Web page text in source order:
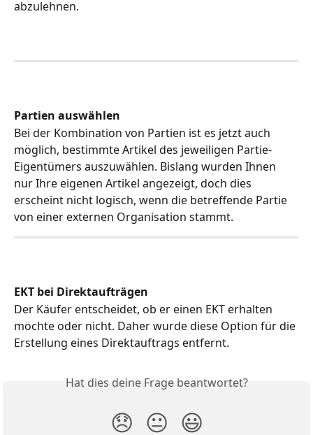
abzulehnen.
Partien auswählen
Bei der Kombination von Partien ist es jetzt auch
möglich, bestimmte Artikel des jeweiligen Partie-
Eigentümers auszuwählen. Bislang wurden Ihnen
nur Ihre eigenen Artikel angezeigt, doch dies
erscheint nicht logisch, wenn die betreffende Partie
von einer externen Organisation stammt.
EKT bei Direktaufträgen
Der Käufer entscheidet, ob er einen EKT erhalten
möchte oder nicht. Daher wurde diese Option für die
Erstellung eines Direktauftrags entfernt.
Hat dies deine Frage beantwortet?
😞 😐 😃